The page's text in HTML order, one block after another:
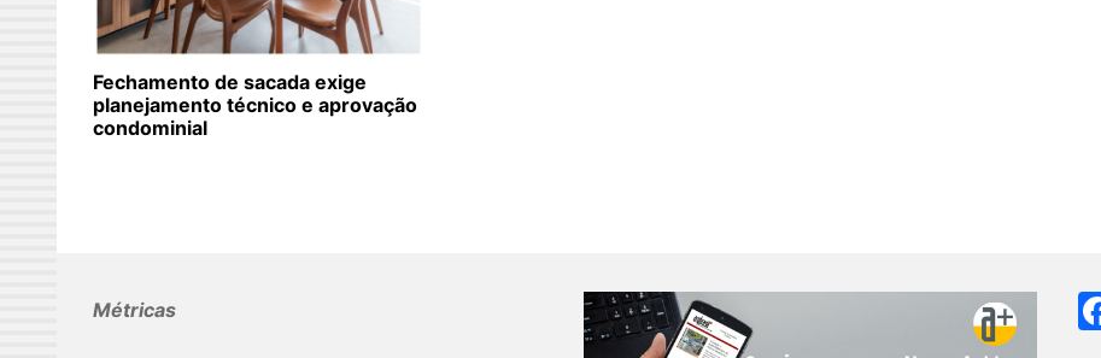
Fechamento de sacada exige
planejamento técnico e aprovação
condominial
Métricas